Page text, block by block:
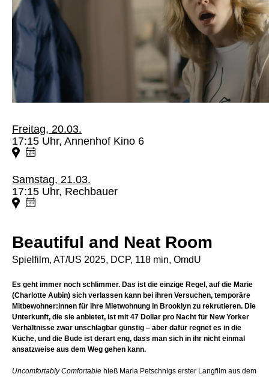
Freitag, 20.03.
17:15 Uhr, Annenhof Kino 6
Samstag, 21.03.
17:15 Uhr, Rechbauer
Beautiful and Neat Room
Spielfilm, AT/US 2025, DCP, 118 min, OmdU
Es geht immer noch schlimmer. Das ist die einzige Regel, auf die Marie
(Charlotte Aubin) sich verlassen kann bei ihren Versuchen, temporäre
Mitbewohner:innen für ihre Mietwohnung in Brooklyn zu rekrutieren. Die
Unterkunft, die sie anbietet, ist mit 47 Dollar pro Nacht für New Yorker
Verhältnisse zwar unschlagbar günstig – aber dafür regnet es in die
Küche, und die Bude ist derart eng, dass man sich in ihr nicht einmal
ansatzweise aus dem Weg gehen kann.
Uncomfortably Comfortable hieß Maria Petschnigs erster Langfilm aus dem